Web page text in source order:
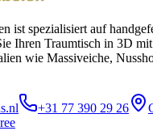
ist spezialisiert auf
Ihren Traumtisch in 3D
wie Massiveiche,
+31 77 390 29 26